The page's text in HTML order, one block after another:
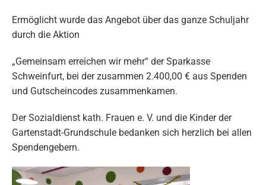
Ermöglicht wurde das Angebot über das ganze Schuljahr
durch die Aktion
„Gemeinsam erreichen wir mehr“ der Sparkasse
Schweinfurt, bei der zusammen 2.400,00 € aus Spenden
und Gutscheincodes zusammenkamen.
Der Sozialdienst kath. Frauen e. V. und die Kinder der
Gartenstadt-Grundschule bedanken sich herzlich bei allen
Spendengebern.